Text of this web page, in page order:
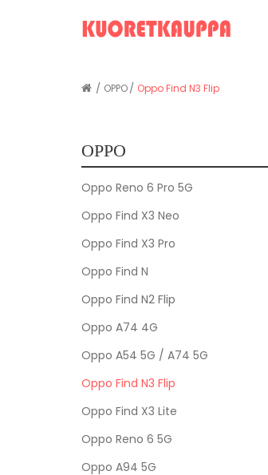
OPPO Oppo Find N3 Flip
OPPO
Oppo Reno 6 Pro 5G
Oppo Find X3 Neo
Oppo Find X3 Pro
Oppo Find N
Oppo Find N2 Flip
Oppo A74 4G
Oppo A54 5G / A74 5G
Oppo Find N3 Flip
Oppo Find X3 Lite
Oppo Reno 6 5G
Oppo A94 5G